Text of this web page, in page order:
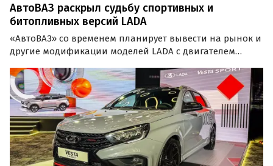
АвтоВАЗ раскрыл судьбу спортивных и
битопливных версий LADA
«АвтоВАЗ» со временем планирует вывести на рынок и
другие модификации моделей LADA с двигателем
битопливные версии. Эти планы в рамках
технического семинара компании подтвердил
директор по продуктам и программам Леонид Орлов,
узнали «Автоновости дня».